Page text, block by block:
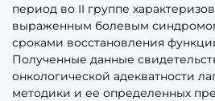
период во II группе
выраженным болевым
сроками восстановления
Полученные данные
онкологической адекватности
методики и ее определенных